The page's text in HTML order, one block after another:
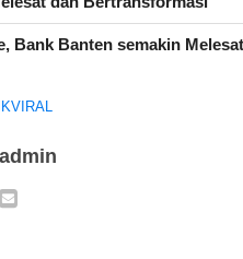
Bank Banten semakin
admin